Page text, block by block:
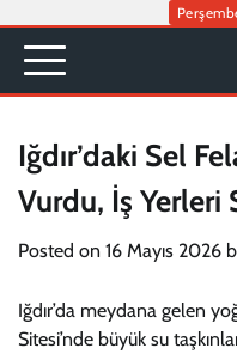
content
Iğdır’daki Sel
Vurdu, İş Yerleri
Posted on 16 Mayıs 2026
Iğdır’da meydana gelen
Sitesi’nde büyük su